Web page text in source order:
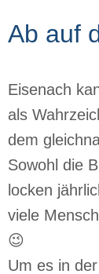
Ab auf
Eisenach
als
dem
Sowohl die
locken
viele
😉
Um es in